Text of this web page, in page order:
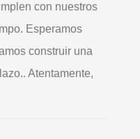
con nuestros
Esperamos
construir una
Atentamente,